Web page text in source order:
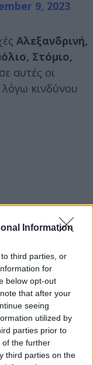
Information
third parties, or
for
below opt-out
that after your
seeing
utilized by
parties prior to
of the further
third parties on the
9, 2023
Αλεξανδρινή,
Στόμιο,
αυτές οι
λόγω κινδύνου